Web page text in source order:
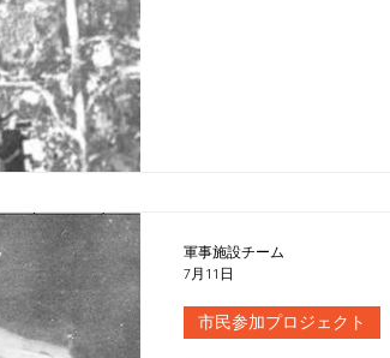
市民参加プロジェクト
軍事施設チーム
7月11日